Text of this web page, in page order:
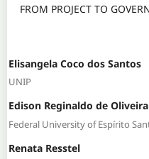
FROM PROJECT TO
Elisangela Coco dos Santos
UNIP
Edison Reginaldo de
Federal University of Espírito
Renata Resstel